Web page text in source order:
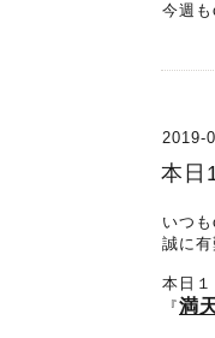
今週
2019-
本日
いつ
誠に有
本日
『満